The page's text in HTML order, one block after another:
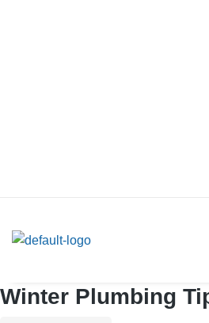
Winter Plumbing